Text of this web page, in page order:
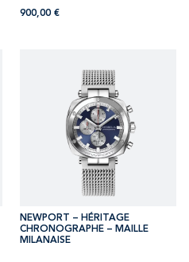
900,00 €
NEWPORT – HÉRITAGE
CHRONOGRAPHE – MAILLE
MILANAISE